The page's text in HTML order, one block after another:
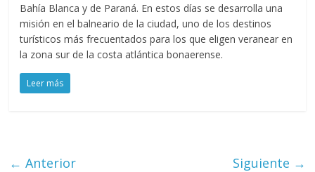
Bahía Blanca y de Paraná. En estos días se desarrolla una
misión en el balneario de la ciudad, uno de los destinos
turísticos más frecuentados para los que eligen veranear en
la zona sur de la costa atlántica bonaerense.
Leer más
← Anterior Siguiente →